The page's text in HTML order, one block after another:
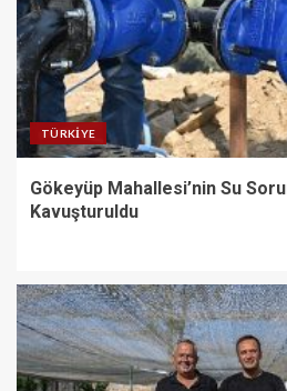
TÜRKIYE
Gökeyüp Mahallesi’nin Su
Kavuşturuldu